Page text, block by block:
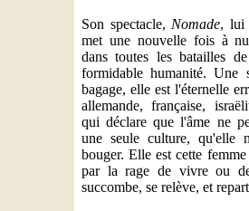
Son spectacle, Nomade, lui
met une nouvelle fois à
dans toutes les batailles
formidable humanité. Une
bagage, elle est l'éternelle
allemande, française,
qui déclare que l'âme ne
une seule culture, qu'elle
bouger. Elle est cette
par la rage de vivre ou
succombe, se relève, et